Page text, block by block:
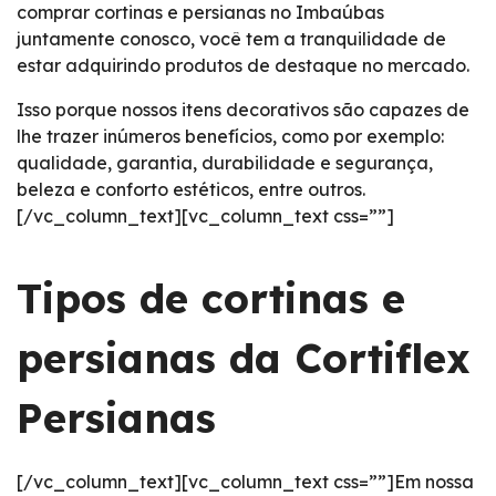
comprar cortinas e persianas no Imbaúbas
juntamente conosco, você tem a tranquilidade de
estar adquirindo produtos de destaque no mercado.
Isso porque nossos itens decorativos são capazes de
lhe trazer inúmeros benefícios, como por exemplo:
qualidade, garantia, durabilidade e segurança,
beleza e conforto estéticos, entre outros.
[/vc_column_text][vc_column_text css=””]
Tipos de cortinas e
persianas da Cortiflex
Persianas
[/vc_column_text][vc_column_text css=””]Em nossa